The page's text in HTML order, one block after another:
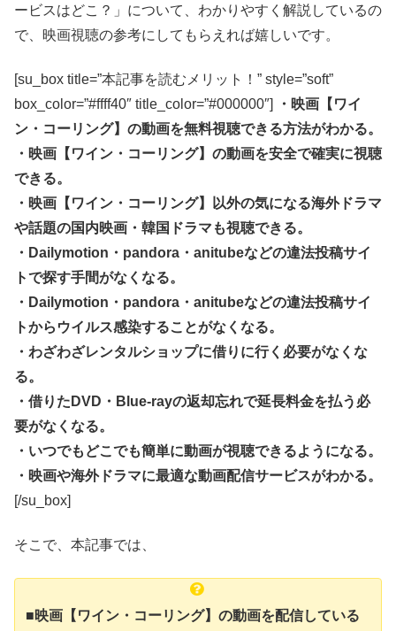
ービスはどこ？」について、わかりやすく解説しているの
で、映画視聴の参考にしてもらえれば嬉しいです。
[su_box title=”本記事を読むメリット！” style=”soft”
box_color=”#ffff40″ title_color=”#000000″]
・映画【ワイ
ン・コーリング】の動画を無料視聴できる方法がわかる。
・映画【ワイン・コーリング】の動画を安全で確実に視聴
できる。
・映画【ワイン・コーリング】以外の気になる海外ドラマ
や話題の国内映画・韓国ドラマも視聴できる。
・Dailymotion・pandora・anitubeなどの違法投稿サイ
トで探す手間がなくなる。
・Dailymotion・pandora・anitubeなどの違法投稿サイ
トからウイルス感染することがなくなる。
・わざわざレンタルショップに借りに行く必要がなくな
る。
・借りたDVD・Blue-rayの返却忘れで延長料金を払う必
要がなくなる。
・いつでもどこでも簡単に動画が視聴できるようになる。
・映画や海外ドラマに最適な動画配信サービスがわかる。
[/su_box]
そこで、本記事では、
■映画【ワイン・コーリング】の動画を配信している